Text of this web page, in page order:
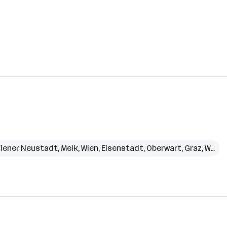
Neustadt, Melk,Wien, Eisenstadt, Oberwart, Graz,Weiz